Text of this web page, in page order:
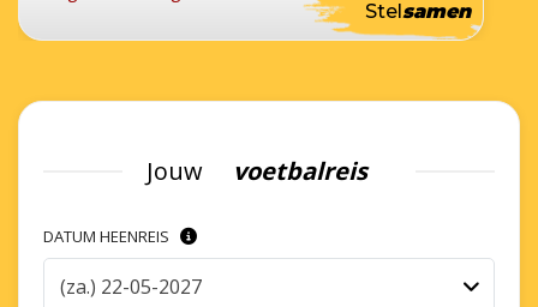
Stelsamen
Jouw voetbalreis
DATUM HEENREIS
(za.) 22-05-2027